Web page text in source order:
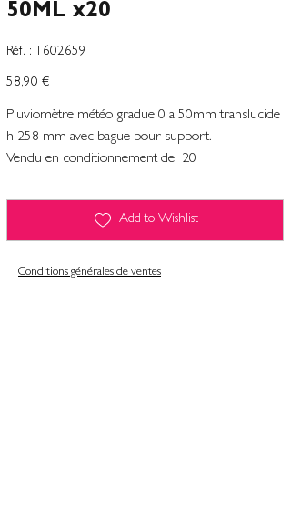
50ML x20
Réf. :
SKU
1602659
Precio
58,90 €
Pluviomètre météo gradue 0 a 50mm translucide
h 258 mm avec bague pour support.
Vendu en conditionnement de 20
Add to Wishlist
Conditions générales de ventes